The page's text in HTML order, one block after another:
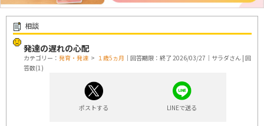
相談
発達の遅れの心配
カテゴリー： 発育・発達 > １歳5ヵ月 ｜回答期限：終了 2026/03/27｜サラダさん | 回
答数(1)
ポストする LINEで送る